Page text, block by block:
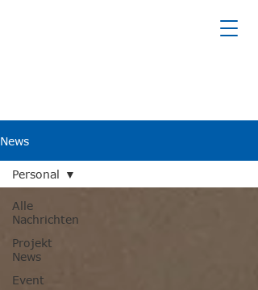
News
Alle
Nachrichten
Projekt
News
Event
Personal